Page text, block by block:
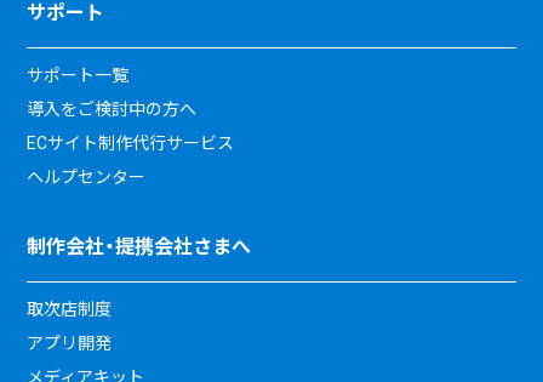
サポート
サポート一覧
導入をご検討中の方へ
ECサイト制作代行サービス
ヘルプセンター
制作会社・提携会社さまへ
取次店制度
アプリ開発
メディアキット